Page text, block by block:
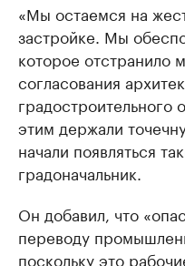
«Мы остаемся на
застройке. Мы
которое отстранило
согласования
этим держали
начали появляться
градоначальник.
Он добавил, что
переводу
поскольку это